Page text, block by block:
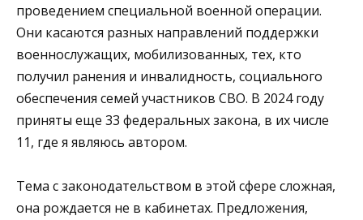
проведением специальной военной операции.
Они касаются разных направлений поддержки
военнослужащих, мобилизованных, тех, кто
получил ранения и инвалидность, социального
обеспечения семей участников СВО. В 2024 году
приняты еще 33 федеральных закона, в их числе
11, где я являюсь автором.
Тема с законодательством в этой сфере сложная,
она рождается не в кабинетах. Предложения,